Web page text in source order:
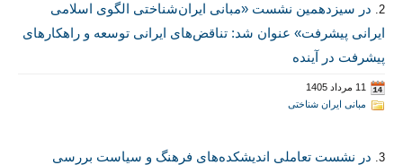
2.
در سیزدهمین نشست «مبانی ایران‌شناختی الگوی اسلامی
ایرانی پیشرفت» عنوان شد: تناقض‌های ایرانی توسعه و راهکارهای
پیشرفت در آینده
11 مرداد 1405
مبانی ایران شناختی
3.
در نشست تعاملی اندیشکده‌های فرهنگ و سیاست بررسی